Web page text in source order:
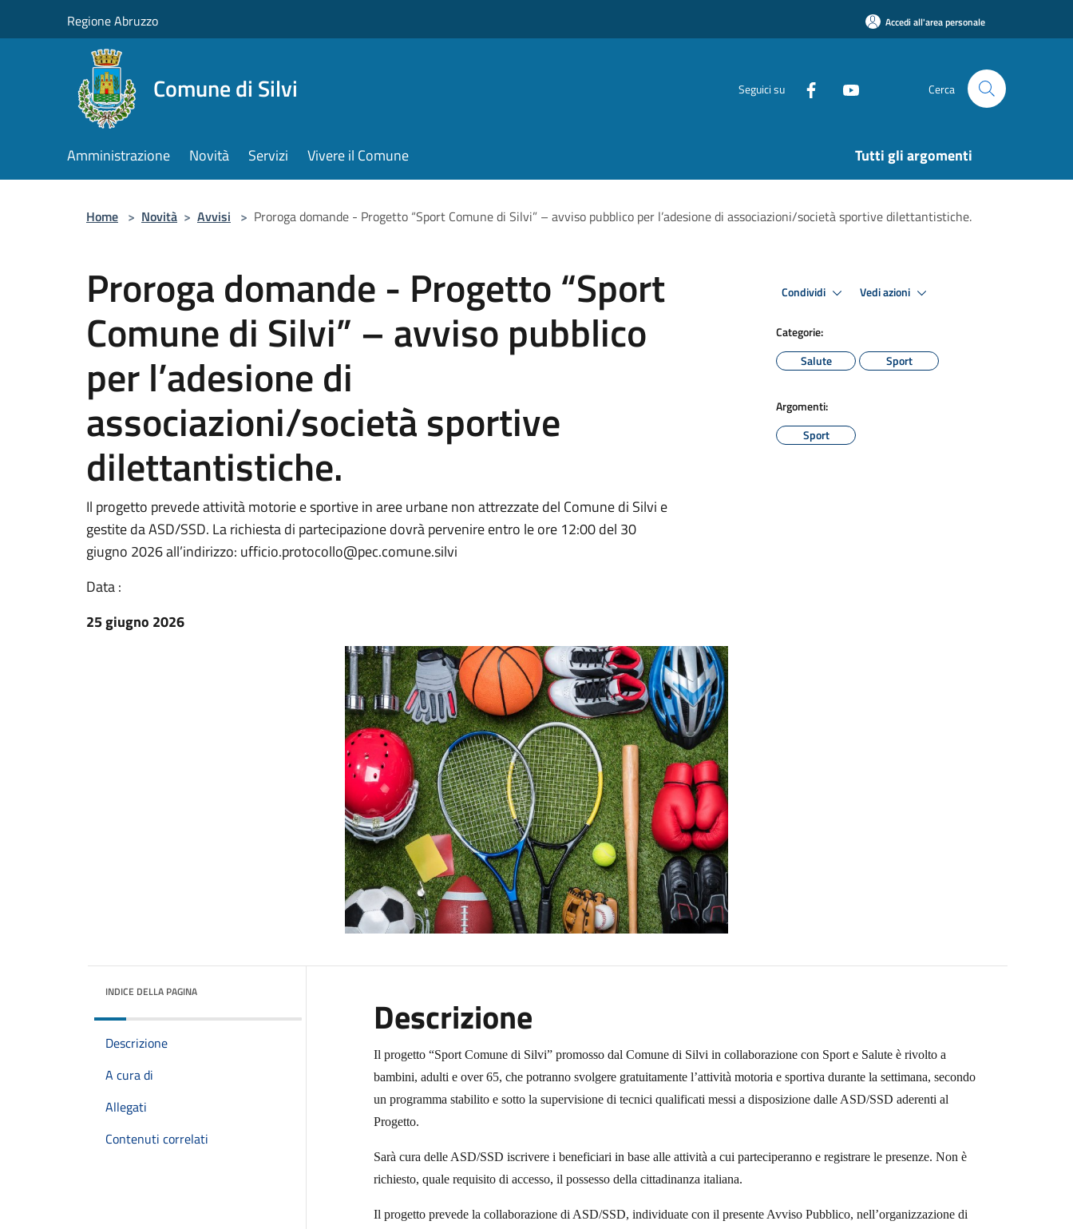
Regione Abruzzo Accedi all'area personale
Comune di Silvi Seguici su Cerca
Amministrazione Novità Servizi Vivere il Comune Tutti gli argomenti
Home > Novità > Avvisi > Proroga domande - Progetto “Sport Comune di Silvi” – avviso pubblico per l’adesione di associazioni/società sportive dilettantistiche.
Proroga domande - Progetto “Sport
Comune di Silvi” – avviso pubblico
per l’adesione di
associazioni/società sportive
dilettantistiche.
Il progetto prevede attività motorie e sportive in aree urbane non attrezzate del Comune di Silvi e
gestite da ASD/SSD. La richiesta di partecipazione dovrà pervenire entro le ore 12:00 del 30
giugno 2026 all’indirizzo: ufficio.protocollo@pec.comune.silvi
Data :
25 giugno 2026
Condividi Vedi azioni
Categorie:
Salute
Sport
Argomenti:
Sport
INDICE DELLA PAGINA
Descrizione
A cura di
Allegati
Contenuti correlati
Descrizione
Il progetto “Sport Comune di Silvi” promosso dal Comune di Silvi in collaborazione con Sport e Salute è rivolto a
bambini, adulti e over 65, che potranno svolgere gratuitamente l’attività motoria e sportiva durante la settimana, secondo
un programma stabilito e sotto la supervisione di tecnici qualificati messi a disposizione dalle ASD/SSD aderenti al
Progetto.
Sarà cura delle ASD/SSD iscrivere i beneficiari in base alle attività a cui parteciperanno e registrare le presenze. Non è
richiesto, quale requisito di accesso, il possesso della cittadinanza italiana.
Il progetto prevede la collaborazione di ASD/SSD, individuate con il presente Avviso Pubblico, nell’organizzazione di